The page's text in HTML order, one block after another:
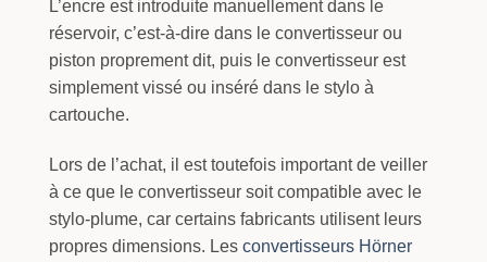
L’encre est introduite manuellement dans le
réservoir, c’est-à-dire dans le convertisseur ou
piston proprement dit, puis le convertisseur est
simplement vissé ou inséré dans le stylo à
cartouche.
Lors de l’achat, il est toutefois important de veiller
à ce que le convertisseur soit compatible avec le
stylo-plume, car certains fabricants utilisent leurs
propres dimensions. Les convertisseurs Hörner